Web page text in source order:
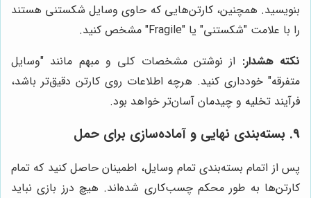
بنویسید. همچنین، کارتن‌هایی که حاوی وسایل شکستنی هستند
را با علامت "شکستنی" یا "Fragile" مشخص کنید.
نکته هشدار: از نوشتن مشخصات کلی و مبهم مانند "وسایل
متفرقه" خودداری کنید. هرچه اطلاعات روی کارتن دقیق‌تر باشد،
فرآیند تخلیه و چیدمان آسان‌تر خواهد بود.
۹. بسته‌بندی نهایی و آماده‌سازی برای حمل
پس از اتمام بسته‌بندی تمام وسایل، اطمینان حاصل کنید که تمام
کارتن‌ها به طور محکم چسب‌کاری شده‌اند. هیچ درز بازی نباید